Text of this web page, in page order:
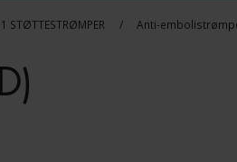
1 STØTTESTRØMPER / Anti-